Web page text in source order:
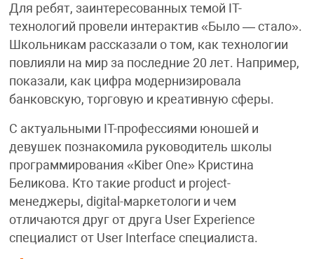
Для ребят, заинтересованных темой IT-
технологий провели интерактив «Было — стало».
Школьникам рассказали о том, как технологии
повлияли на мир за последние 20 лет. Например,
показали, как цифра модернизировала
банковскую, торговую и креативную сферы.
С актуальными IT-профессиями юношей и
девушек познакомила руководитель школы
программирования «Kiber One» Кристина
Беликова. Кто такие product и project-
менеджеры, digital-маркетологи и чем
отличаются друг от друга User Experience
специалист от User Interface специалиста.